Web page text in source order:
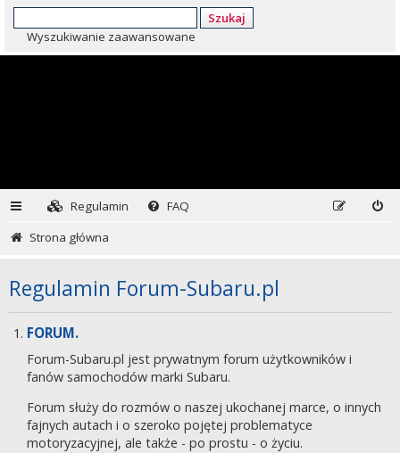
Szukaj
Wyszukiwanie zaawansowane
Regulamin
FAQ
Strona główna
Regulamin Forum-Subaru.pl
FORUM.
Forum-Subaru.pl jest prywatnym forum użytkowników i
fanów samochodów marki Subaru.
Forum służy do rozmów o naszej ukochanej marce, o innych
fajnych autach i o szeroko pojętej problematyce
motoryzacyjnej, ale także - po prostu - o życiu.